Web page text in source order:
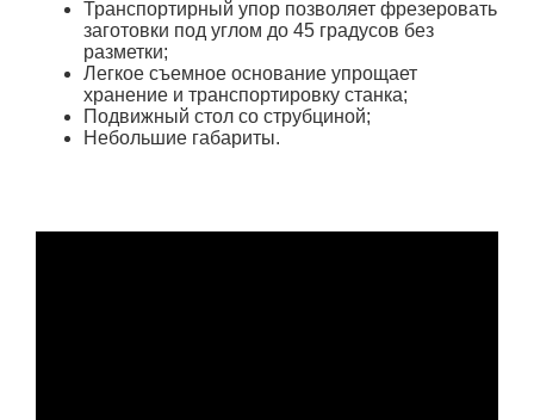
Транспортирный упор позволяет фрезеровать
заготовки под углом до 45 градусов без
разметки;
Легкое съемное основание упрощает
хранение и транспортировку станка;
Подвижный стол со струбциной;
Небольшие габариты.